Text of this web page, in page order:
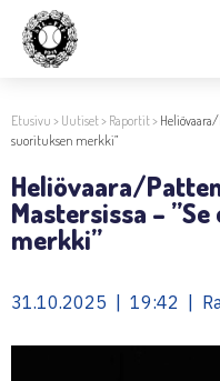
Etusivu > Uutiset> Raportit>
suorituksen merkki”
Heliövaara/
Mastersissa –
merkki”
31.10.2025 | 19:42 |